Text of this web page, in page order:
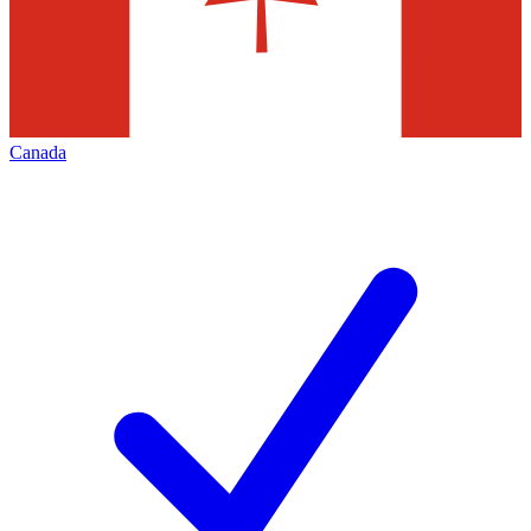
Canada